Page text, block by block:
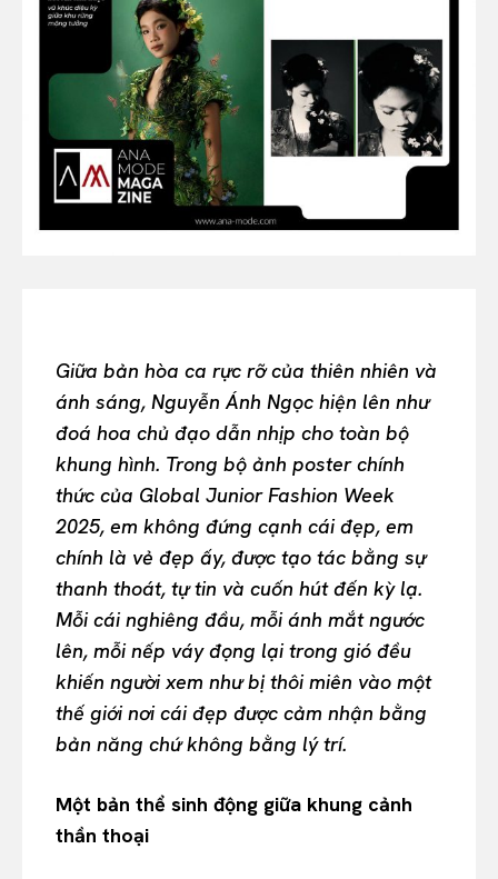
Search your query... Search
Or continue exploring...
All
INTELLIGENCE
FASHION INDUSTRY
LUXE MOTION
VIỆT NAM
SPORT
Giữa bản hòa ca rực rỡ của thiên nhiên và
ánh sáng, Nguyễn Ánh Ngọc hiện lên như
đoá hoa chủ đạo dẫn nhịp cho toàn bộ
khung hình. Trong bộ ảnh poster chính
thức của Global Junior Fashion Week
2025, em không đứng cạnh cái đẹp, em
chính là vẻ đẹp ấy, được tạo tác bằng sự
thanh thoát, tự tin và cuốn hút đến kỳ lạ.
Mỗi cái nghiêng đầu, mỗi ánh mắt ngước
lên, mỗi nếp váy đọng lại trong gió đều
khiến người xem như bị thôi miên vào một
thế giới nơi cái đẹp được cảm nhận bằng
bản năng chứ không bằng lý trí.
Một bản thể sinh động giữa khung cảnh
thần thoại